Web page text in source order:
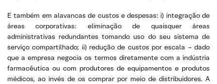
E também em alavancas de custos e despesas: i) integração de
áreas corporativas: eliminação de quaisquer áreas
administrativas redundantes tomando uso do seu sistema de
serviço compartilhado; ii) redução de custos por escala – dado
que a empresa negocia os termos diretamente com a indústria
farmacêutica ou com produtores de equipamentos e produtos
médicos, ao invés de os comprar por meio de distribuidores. A